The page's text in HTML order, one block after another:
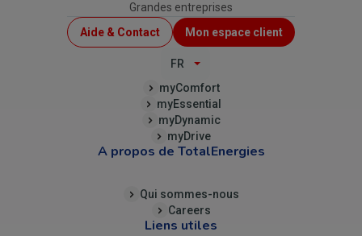
Grandes entreprises
Menu
Top
Aide & Contact Mon espace client
FR
myComfort
myEssential
myDynamic
myDrive
A propos de TotalEnergies
Qui sommes-nous
Careers
Liens utiles